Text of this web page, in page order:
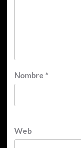
Nombre *
Web